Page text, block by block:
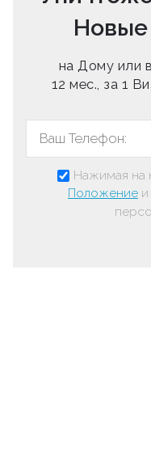
на Дому или
12 мес., за 1
Нажимая на
Положение и